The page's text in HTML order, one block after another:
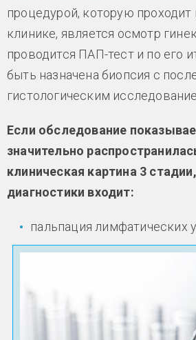
процедурой, которую проходит
клинике, является осмотр
проводится ПАП-тест и по его
быть назначена биопсия с
гистологическим
Если обследование
значительно
клиническая картина 3
диагностики входит:
пальпация лимфатических